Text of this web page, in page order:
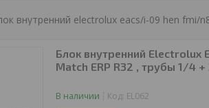
внутренний electrolux eacs/i-09 hen fmi/
Блок внутренний Electrolux
Match ERP R32 , трубы 1/4
В наличии Код: EL062